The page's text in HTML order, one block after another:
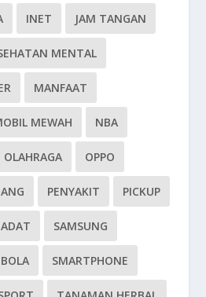
INET JAM TANGAN
MENTAL
MANFAAT
MEWAH NBA
OLAHRAGA OPPO
PENYAKIT PICKUP
SAMSUNG
SMARTPHONE